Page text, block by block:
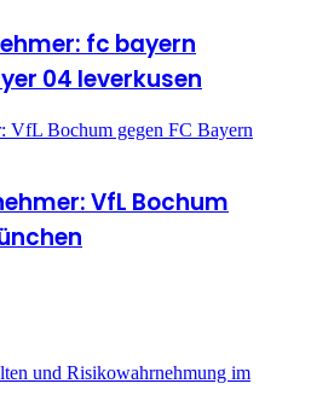
fc bayern
04 leverkusen
VfL Bochum